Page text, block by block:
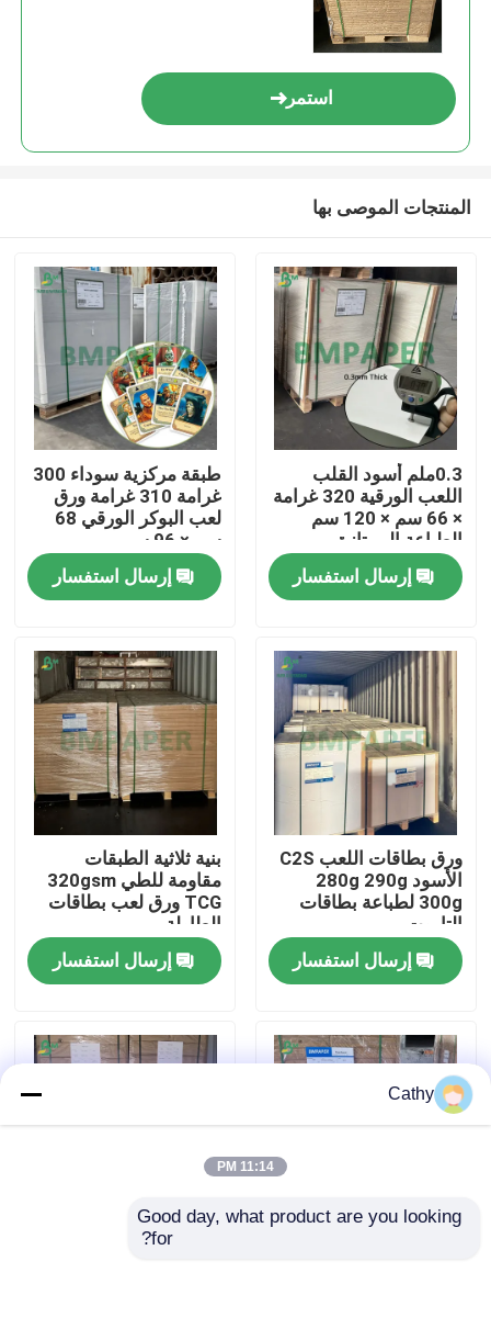
منزل
المنتجات
حول بنا
جولة في المعمل
ضبط الجودة
اتصل بنا
أخبار
استمر
المنتجات الموصى بها
0.3ملم أسود القلب
اللعب الورقية 320 غرامة
× 66 سم × 120 سم
الطباعة الممتازة
إرسال استفسار
طبقة مركزية سوداء 300
غرامة 310 غرامة ورق
لعب البوكر الورقي 68
سم × 96 سم
إرسال استفسار
ورق بطاقات اللعب C2S
الأسود 280g 290g
300g لطباعة بطاقات
التاروت
إرسال استفسار
بنية ثلاثية الطبقات
مقاومة للطي 320gsm
TCG ورق لعب بطاقات
الطاولة
إرسال استفسار
Cathy
11:14 PM
Good day, what product are you looking
for?